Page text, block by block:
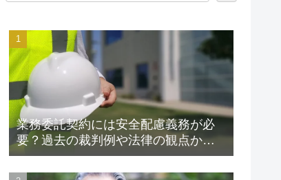
業務委託契約には安全配慮義務が必
要？過去の裁判例や法律の観点から
解説します！